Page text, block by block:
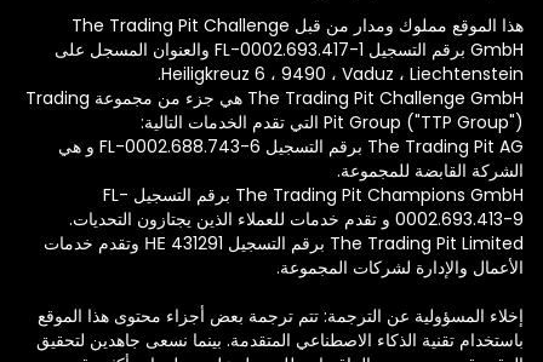
هذا الموقع مملوك ومدار من قبل The Trading Pit Challenge
GmbH برقم التسجيل FL-0002.693.417-1 والعنوان المسجل على
Heiligkreuz 6 ، 9490 ، Vaduz ، Liechtenstein.
The Trading Pit Challenge GmbH هي جزء من مجموعة Trading
Pit Group ("TTP Group") التي تقدم الخدمات التالية:
The Trading Pit AG برقم التسجيل FL-0002.688.743-6 و هي
الشركة القابضة للمجموعة.
The Trading Pit Champions GmbH برقم التسجيل FL-
0002.693.413-9 و تقدم خدمات للعملاء الذين يجتازون التحديات.
The Trading Pit Limited برقم التسجيل ΗΕ 431291 وتقدم خدمات
الأعمال والإدارة لشركات المجموعة.
إخلاء المسؤولية عن الترجمة: تتم ترجمة بعض أجزاء محتوى هذا الموقع
باستخدام تقنية الذكاء الاصطناعي المتقدمة. بينما نسعى جاهدين لتحقيق